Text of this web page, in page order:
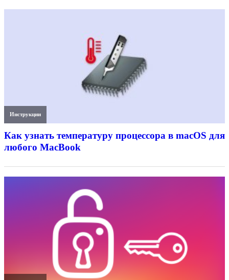
Инструкции
Как узнать температуру процессора в macOS для
любого MacBook